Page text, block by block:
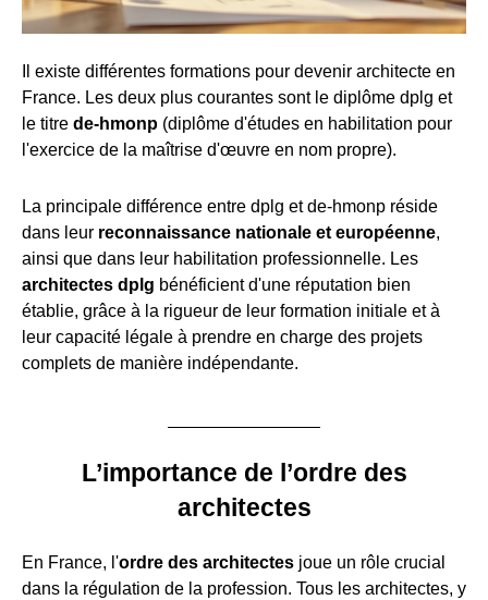
Il existe différentes formations pour devenir architecte en
France. Les deux plus courantes sont le diplôme dplg et
le titre de-hmonp (diplôme d'études en habilitation pour
l'exercice de la maîtrise d'œuvre en nom propre).
La principale différence entre dplg et de-hmonp réside
dans leur reconnaissance nationale et européenne,
ainsi que dans leur habilitation professionnelle. Les
architectes dplg bénéficient d'une réputation bien
établie, grâce à la rigueur de leur formation initiale et à
leur capacité légale à prendre en charge des projets
complets de manière indépendante.
L’importance de l’ordre des
architectes
En France, l'ordre des architectes joue un rôle crucial
dans la régulation de la profession. Tous les architectes, y